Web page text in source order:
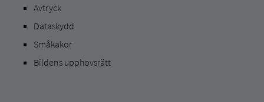
Avtryck
Dataskydd
Småkakor
Bildens upphovsrätt